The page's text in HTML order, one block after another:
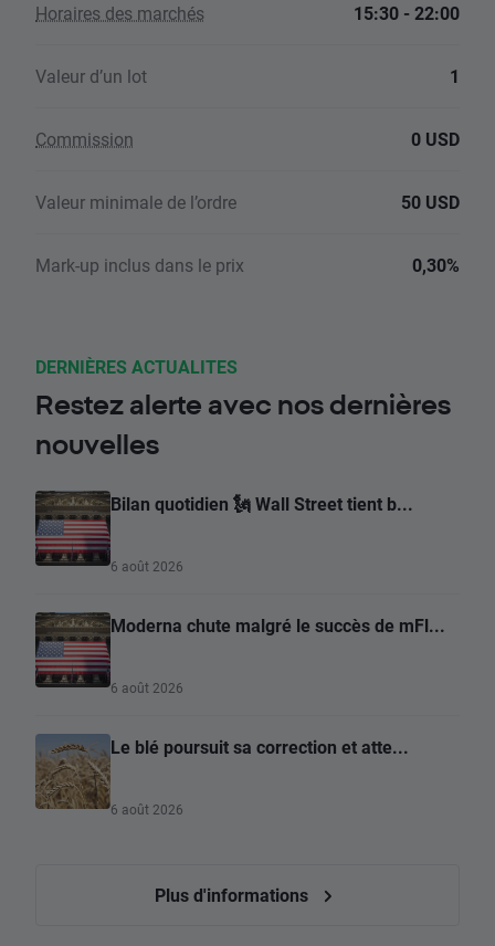
Horaires des marchés 15:30 - 22:00
Valeur d’un lot 1
Commission 0 USD
Valeur minimale de l’ordre 50 USD
Mark-up inclus dans le prix 0,30%
DERNIÈRES ACTUALITES
Restez alerte avec nos dernières
nouvelles
Bilan quotidien 🗽 Wall Street tient b...
6 août 2026
Moderna chute malgré le succès de mFl...
6 août 2026
Le blé poursuit sa correction et atte...
6 août 2026
Plus d'informations